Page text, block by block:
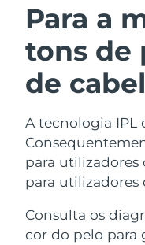
Para a
tons de
de
A tecnologia IPL
para utilizadores
para utilizadores
Consulta os
cor do pelo para